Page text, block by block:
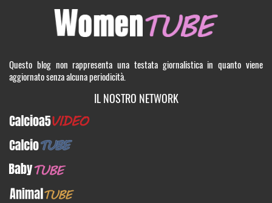
Questo blog non rappresenta una testata giornalistica in quanto viene
aggiornato senza alcuna periodicità.
IL NOSTRO NETWORK